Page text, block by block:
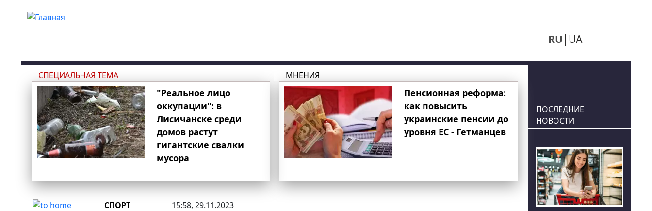
RU UA
СПЕЦИАЛЬНАЯ ТЕМА
"Реальное лицо
оккупации": в
Лисичанске среди
домов растут
гигантские свалки
мусора
МНЕНИЯ
Пенсионная реформа:
как повысить
украинские пенсии до
уровня ЕС - Гетманцев
СПОРТ 15:58, 29.11.2023
ПОСЛЕДНИЕ
НОВОСТИ